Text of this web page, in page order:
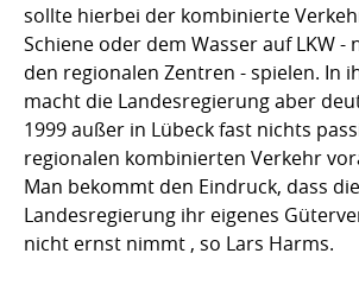
sollte hierbei der kombinierte
Schiene oder dem Wasser auf LKW -
den regionalen Zentren - spielen. In
macht die Landesregierung aber
1999 außer in Lübeck fast nichts
regionalen kombinierten Verkehr
Man bekommt den Eindruck, dass die
Landesregierung ihr eigenes
nicht ernst nimmt , so Lars Harms.